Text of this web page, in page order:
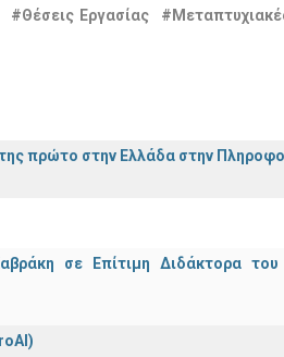
#Θέσεις Εργασίας
πρώτο στην Ελλάδα στην
σε Επίτιμη Διδάκτορα